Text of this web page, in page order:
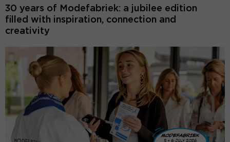
30 years of Modefabriek: a jubilee edition
filled with inspiration, connection and
creativity